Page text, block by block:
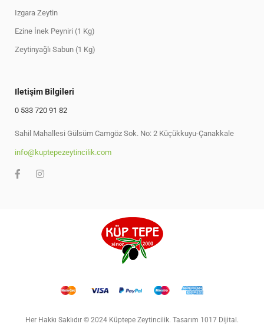
Izgara Zeytin
Ezine İnek Peyniri (1 Kg)
Zeytinyağlı Sabun (1 Kg)
Iletişim Bilgileri
0 533 720 91 82
Sahil Mahallesi Gülsüm Camgöz Sok. No: 2 Küçükkuyu-Çanakkale
info@kuptepezeytincilik.com
Her Hakkı Saklıdır © 2024 Küptepe Zeytincilik. Tasarım 1017 Dijital.